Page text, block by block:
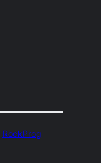
RockProg